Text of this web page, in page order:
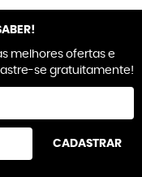
melhores ofertas e
se gratuitamente!
CADASTRAR